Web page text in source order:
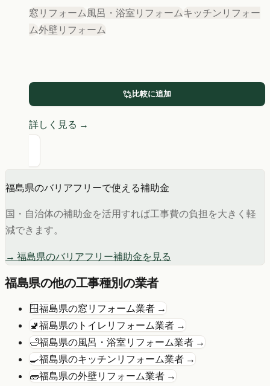
窓リフォーム 風呂・浴室リフォームキッチンリフォー
ム外壁リフォーム
比較に追加
詳しく見る →
福島県のバリアフリーで使える補助金
国・自治体の補助金を活用すれば工事費の負担を大きく軽
減できます。
→ 福島県のバリアフリー補助金を見る
福島県の他の工事種別の業者
🪟福島県の窓リフォーム業者 →
🚽福島県の トイレリフォーム業者 →
🛁福島県の風呂・浴室リフォーム業者 →
🍳福島県のキッチンリフォーム業者 →
🧱福島県の外壁リフォーム業者 →